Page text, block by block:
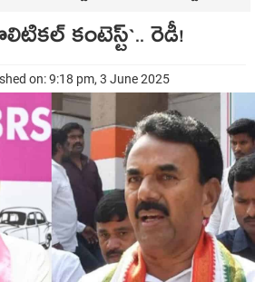
కంటెస్ట్‌`.. రెడీ!
on: 9:18 pm, 3 June 2025